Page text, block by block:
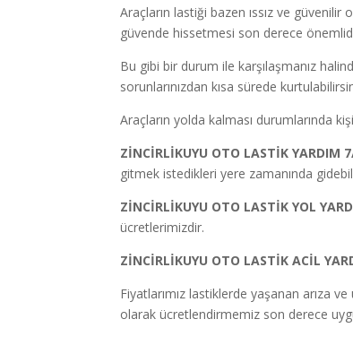
Araçların lastiği bazen ıssız ve
güvende hissetmesi son derece
Bu gibi bir durum ile karşılaşmanız
sorunlarınızdan kısa sürede
Araçların yolda kalması durumlarında
ZİNCİRLİKUYU OTO LASTİK YARDIM
gitmek istedikleri yere zamanında
ZİNCİRLİKUYU OTO LASTİK YOL
ücretlerimizdir.
ZİNCİRLİKUYU OTO LASTİK ACİL
Fiyatlarımız lastiklerde yaşanan arıza
olarak ücretlendirmemiz son derece